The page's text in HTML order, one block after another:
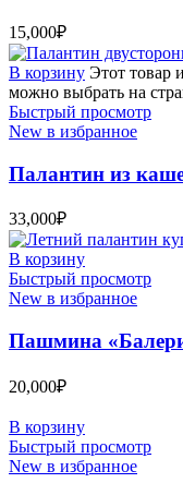
15,000₽
В корзину Этот товар
можно выбрать на
Быстрый просмотр
New в избранное
Палантин из
33,000₽
В корзину
Быстрый просмотр
New в избранное
Пашмина
20,000₽
В корзину
Быстрый просмотр
New в избранное